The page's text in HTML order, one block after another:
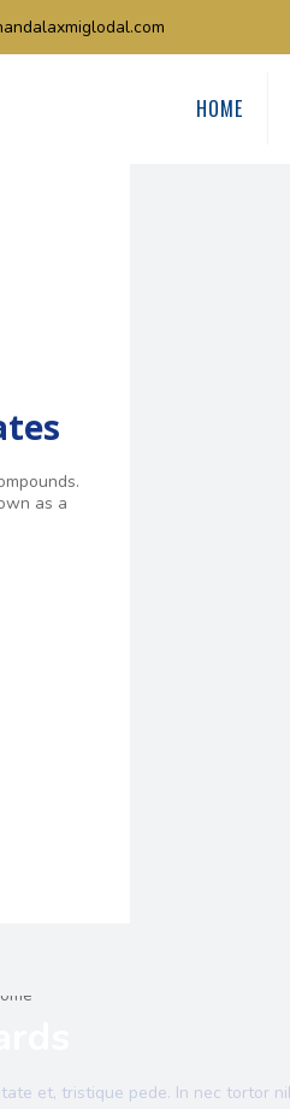
HOME
as a
et, tristique pede. In nec tortor